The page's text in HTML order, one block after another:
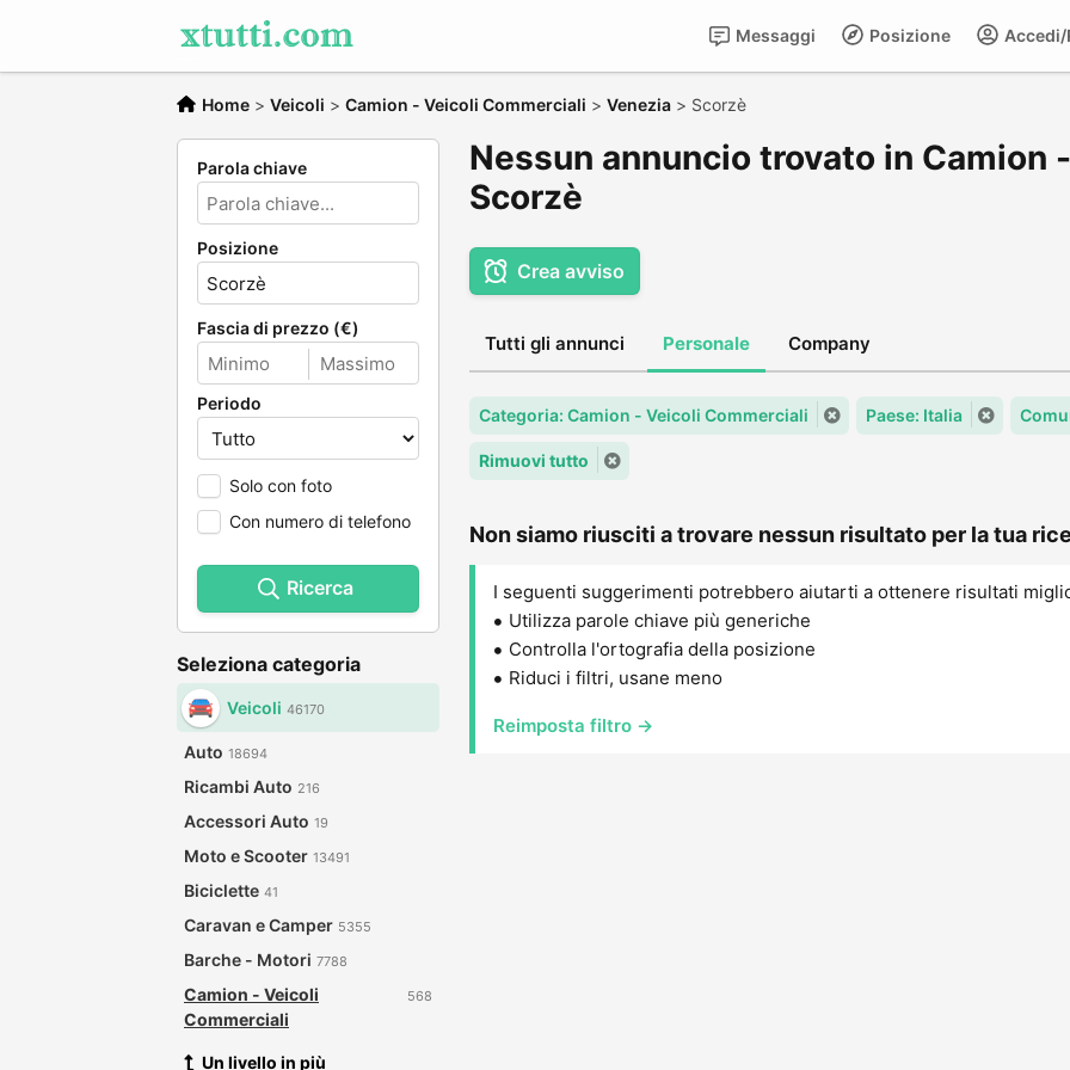
Posizione
Messaggi
Home > Veicoli > Camion - Veicoli Commerciali > Venezia > Scorzè
Parola chiave
Posizione
Fascia di prezzo (€)
Periodo
Solo con foto
Con numero di telefono
Ricerca
Seleziona categoria
Veicoli 46170
Auto 18694
Ricambi Auto 216
Accessori Auto 19
Moto e Scooter 13491
Biciclette 41
Caravan e Camper 5355
Barche - Motori 7788
Camion - Veicoli
Commerciali
568
Un livello in più
Nessun annuncio trovato in Camion
Scorzè
Crea avviso
Tutti gli annunci Personale Company
Categoria: Camion - Veicoli Commerciali Paese: Italia
Rimuovi tutto
Non siamo riusciti a trovare nessun risultato per la tua
I seguenti suggerimenti potrebbero aiutarti a ottenere risultati
Utilizza parole chiave più generiche
Controlla l'ortografia della posizione
Riduci i filtri, usane meno
Reimposta filtro →